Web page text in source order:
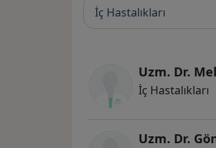
İç Hastalıkları
Uzm. Dr.
İç Hastalıkları
Uzm. Dr.